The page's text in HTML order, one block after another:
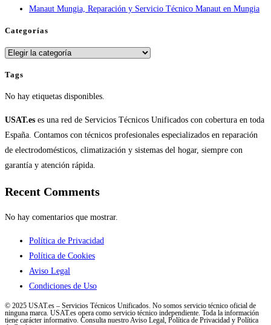
Manaut Mungia, Reparación y Servicio Técnico Manaut en Mungia
Categorías
Categorías
Tags
No hay etiquetas disponibles.
USAT.es es una red de Servicios Técnicos Unificados con cobertura en toda
España. Contamos con técnicos profesionales especializados en reparación
de electrodomésticos, climatización y sistemas del hogar, siempre con
garantía y atención rápida.
Recent Comments
No hay comentarios que mostrar.
Política de Privacidad
Política de Cookies
Aviso Legal
Condiciones de Uso
© 2025 USAT.es – Servicios Técnicos Unificados. No somos servicio técnico oficial de
ninguna marca. USAT.es opera como servicio técnico independiente. Toda la información
tiene carácter informativo. Consulta nuestro Aviso Legal, Política de Privacidad y Política